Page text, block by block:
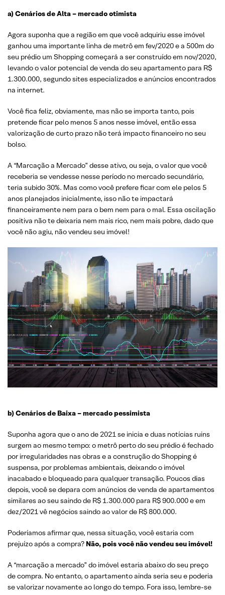
a) Cenários de Alta – mercado otimista
Agora suponha que a região em que você adquiriu esse imóvel
ganhou uma importante linha de metrô em fev/2020 e a 500m do
seu prédio um Shopping começará a ser construído em nov/2020,
levando o valor potencial de venda do seu apartamento para R$
1.300.000, segundo sites especializados e anúncios encontrados
na internet.
Você fica feliz, obviamente, mas não se importa tanto, pois
pretende ficar pelo menos 5 anos nesse imóvel, então essa
valorização de curto prazo não terá impacto financeiro no seu
bolso.
A “Marcação a Mercado” desse ativo, ou seja, o valor que você
receberia se vendesse nesse período no mercado secundário,
teria subido 30%. Mas como você prefere ficar com ele pelos 5
anos planejados inicialmente, isso não te impactará
financeiramente nem para o bem nem para o mal. Essa oscilação
positiva não te deixaria nem mais rico, nem mais pobre, dado que
você não agiu, não vendeu seu imóvel!
b) Cenários de Baixa – mercado pessimista
Suponha agora que o ano de 2021 se inicia e duas notícias ruins
surgem ao mesmo tempo: o metrô perto do seu prédio é fechado
por irregularidades nas obras e a construção do Shopping é
suspensa, por problemas ambientais, deixando o imóvel
inacabado e bloqueado para qualquer transação. Poucos dias
depois, você se depara com anúncios de venda de apartamentos
similares ao seu saindo de R$ 1.300.000 para R$ 900.000 e em
dez/2021 vê negócios saindo ao valor de R$ 800.000.
Poderíamos afirmar que, nessa situação, você estaria com
prejuízo após a compra? Não, pois você não vendeu seu imóvel!
A “marcação a mercado” do imóvel estaria abaixo do seu preço
de compra. No entanto, o apartamento ainda seria seu e poderia
se valorizar novamente ao longo do tempo. Fora isso, lembre-se